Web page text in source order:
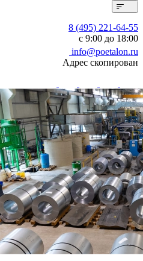
8 (495) 221-64-55
с 9:00 до 18:00
info@poetalon.ru
Адрес скопирован